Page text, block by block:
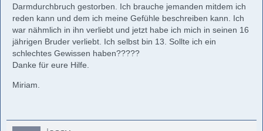
Darmdurchbruch gestorben. Ich brauche jemanden mitdem ich
reden kann und dem ich meine Gefühle beschreiben kann. Ich
war nähmlich in ihn verliebt und jetzt habe ich mich in seinen 16
jährigen Bruder verliebt. Ich selbst bin 13. Sollte ich ein
schlechtes Gewissen haben?????
Danke für eure Hilfe.
Miriam.